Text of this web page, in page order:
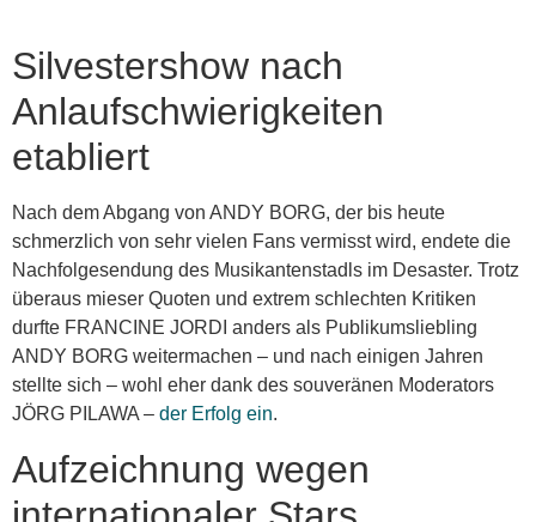
Silvestershow nach
Anlaufschwierigkeiten
etabliert
Nach dem Abgang von ANDY BORG, der bis heute
schmerzlich von sehr vielen Fans vermisst wird, endete die
Nachfolgesendung des Musikantenstadls im Desaster. Trotz
überaus mieser Quoten und extrem schlechten Kritiken
durfte FRANCINE JORDI anders als Publikumsliebling
ANDY BORG weitermachen – und nach einigen Jahren
stellte sich – wohl eher dank des souveränen Moderators
JÖRG PILAWA – der Erfolg ein.
Aufzeichnung wegen